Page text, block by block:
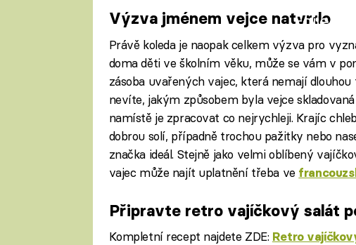
Failed
Výzva jménem vejce natvrdo
Právě koleda je naopak celkem výzva pro
doma děti ve školním věku, může se vám v
zásoba uvařených vajec, která nemají
nevíte, jakým způsobem byla vejce
namístě je zpracovat co nejrychleji. Krajíc
dobrou solí, případně trochou pažitky nebo
značka ideál. Stejně jako velmi oblíbený
vajec může najít uplatnění třeba ve
Připravte retro vajíčkový salát
Kompletní recept najdete ZDE: Retro